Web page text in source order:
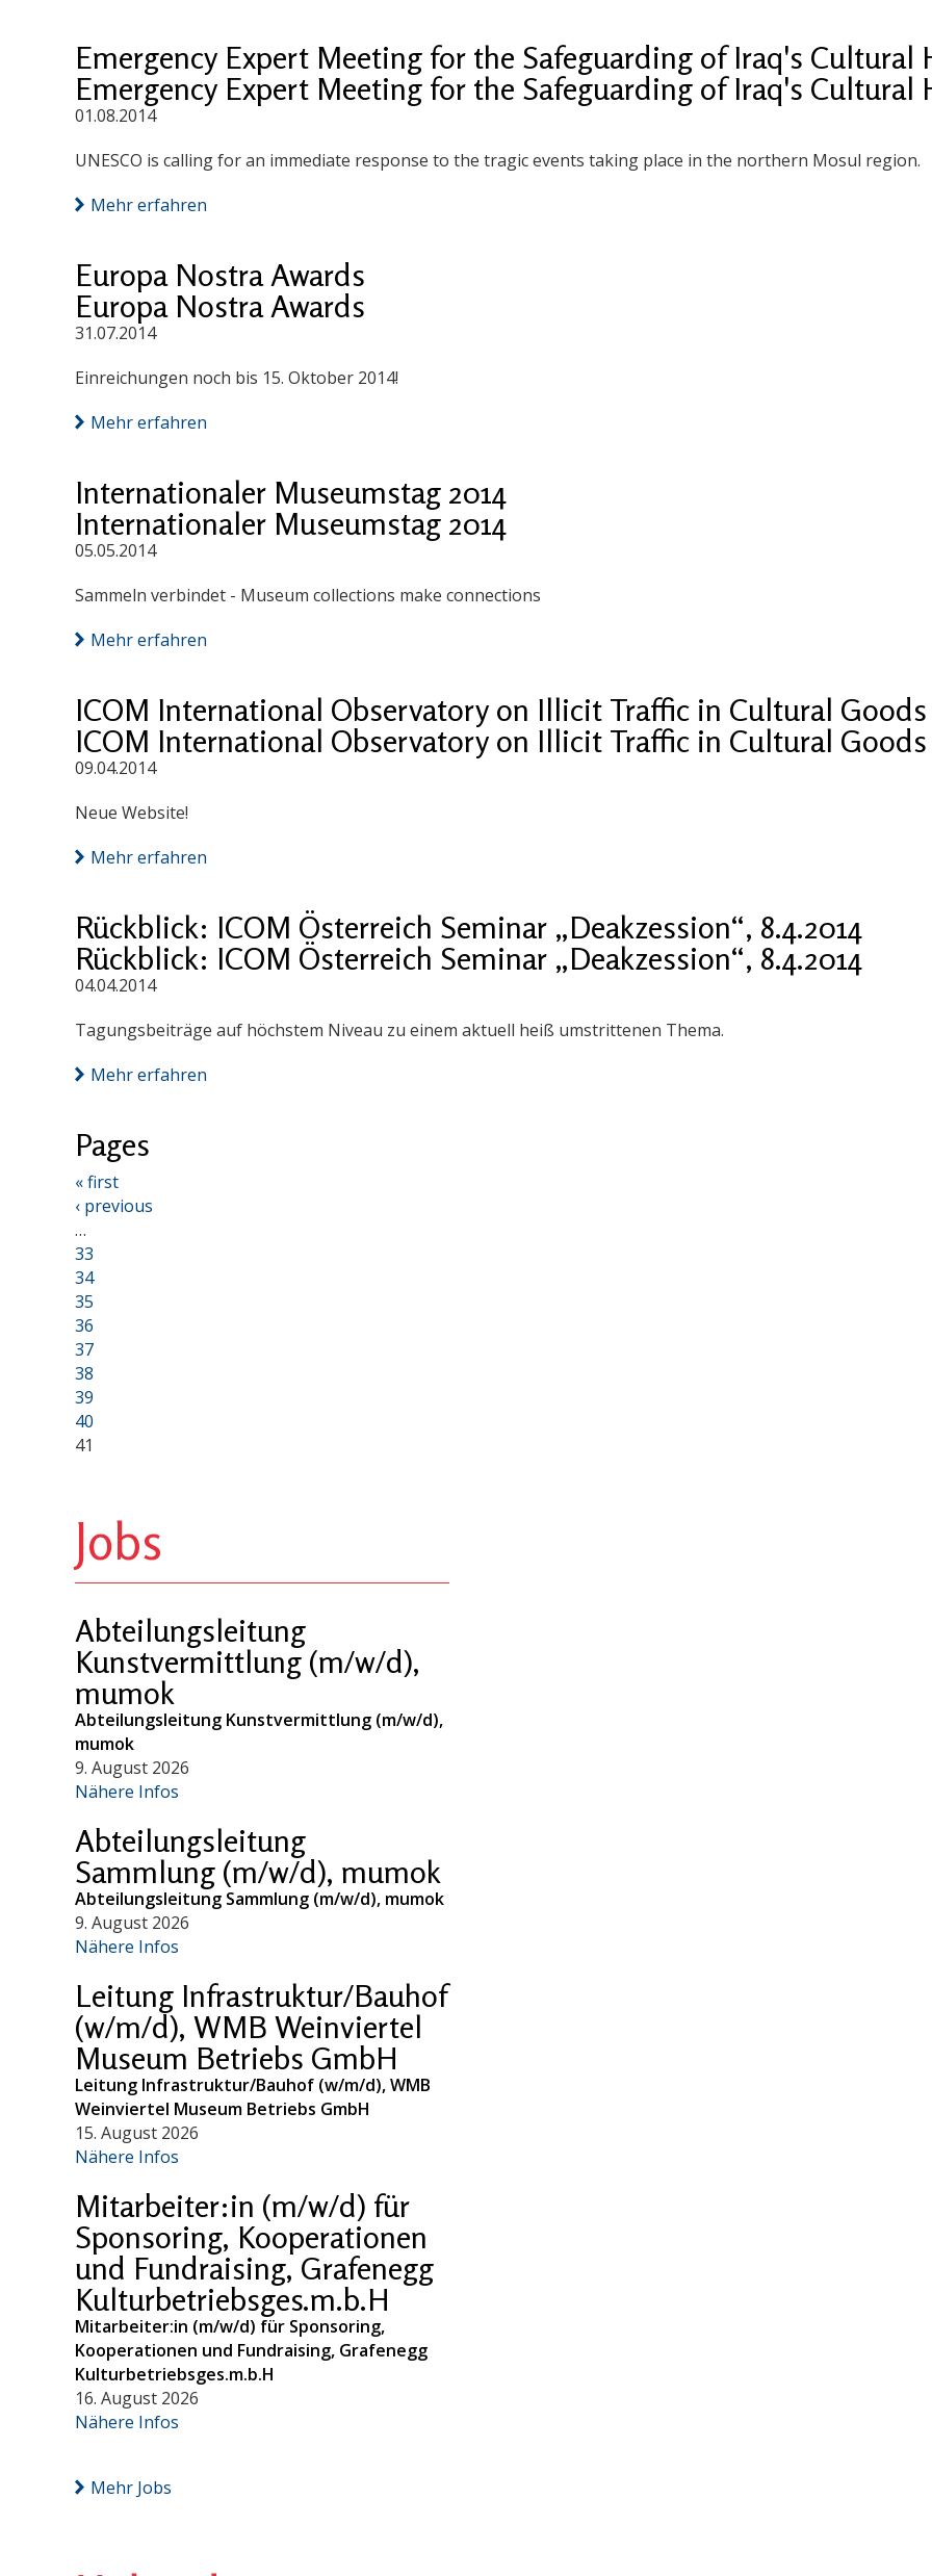
Emergency Expert Meeting for the Safeguarding of Iraq's Cultural
Emergency Expert Meeting for the Safeguarding of Iraq's Cultural
01.08.2014
UNESCO is calling for an immediate response to the tragic events taking place in the northern Mosul region.
Mehr erfahren
Europa Nostra Awards
Europa Nostra Awards
31.07.2014
Einreichungen noch bis 15. Oktober 2014!
Mehr erfahren
Internationaler Museumstag 2014
Internationaler Museumstag 2014
05.05.2014
Sammeln verbindet - Museum collections make connections
Mehr erfahren
ICOM International Observatory on Illicit Traffic in Cultural Goods
ICOM International Observatory on Illicit Traffic in Cultural Goods
09.04.2014
Neue Website!
Mehr erfahren
Rückblick: ICOM Österreich Seminar „Deakzession“, 8.4.2014
Rückblick: ICOM Österreich Seminar „Deakzession“, 8.4.2014
04.04.2014
Tagungsbeiträge auf höchstem Niveau zu einem aktuell heiß umstrittenen Thema.
Mehr erfahren
Pages
« first
‹ previous
…
33
34
35
36
37
38
39
40
41
Jobs
Abteilungsleitung
Kunstvermittlung (m/w/d),
mumok
Abteilungsleitung Kunstvermittlung (m/w/d),
mumok
9. August 2026
Nähere Infos
Abteilungsleitung
Sammlung (m/w/d), mumok
Abteilungsleitung Sammlung (m/w/d), mumok
9. August 2026
Nähere Infos
Leitung Infrastruktur/Bauhof
(w/m/d), WMB Weinviertel
Museum Betriebs GmbH
Leitung Infrastruktur/Bauhof (w/m/d), WMB
Weinviertel Museum Betriebs GmbH
15. August 2026
Nähere Infos
Mitarbeiter:in (m/w/d) für
Sponsoring, Kooperationen
und Fundraising, Grafenegg
Kulturbetriebsges.m.b.H
Mitarbeiter:in (m/w/d) für Sponsoring,
Kooperationen und Fundraising, Grafenegg
Kulturbetriebsges.m.b.H
16. August 2026
Nähere Infos
Mehr Jobs